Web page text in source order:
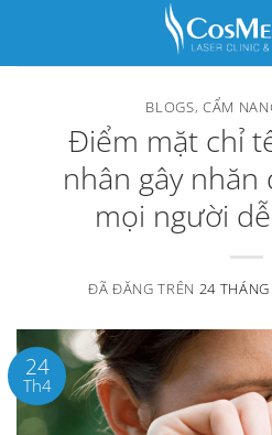
BLOGS, CẨM
Điểm mặt chỉ
nhân gây nhăn
mọi người
ĐÃ ĐĂNG TRÊN 24
24
Th4